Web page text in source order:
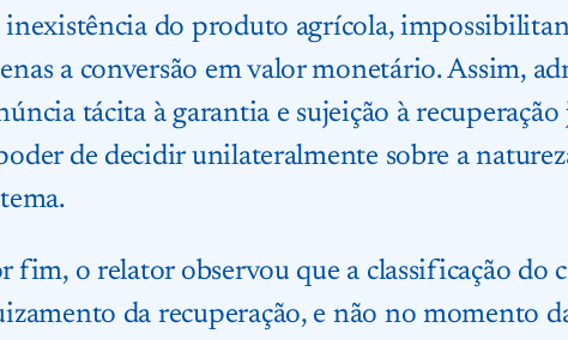
inexistência do produto agrícola,
a conversão em valor monetário. Assim,
tácita à garantia e sujeição à
de decidir unilateralmente sobre a
fim, o relator observou que a classificação do
da recuperação, e não no momento